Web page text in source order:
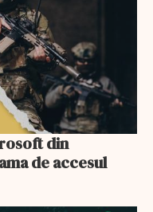
din
de accesul